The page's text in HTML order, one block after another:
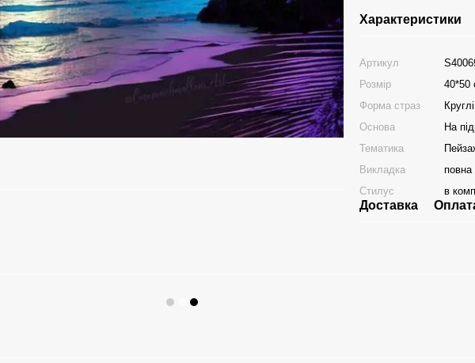
Характеристики
Артикул
Розмір
40*50
Форма страз
Круглі
Основа
На
Тематика
Викладка
повна
Стилус
в
Доставка